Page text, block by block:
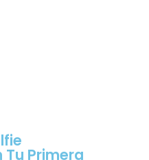
Tu Primera